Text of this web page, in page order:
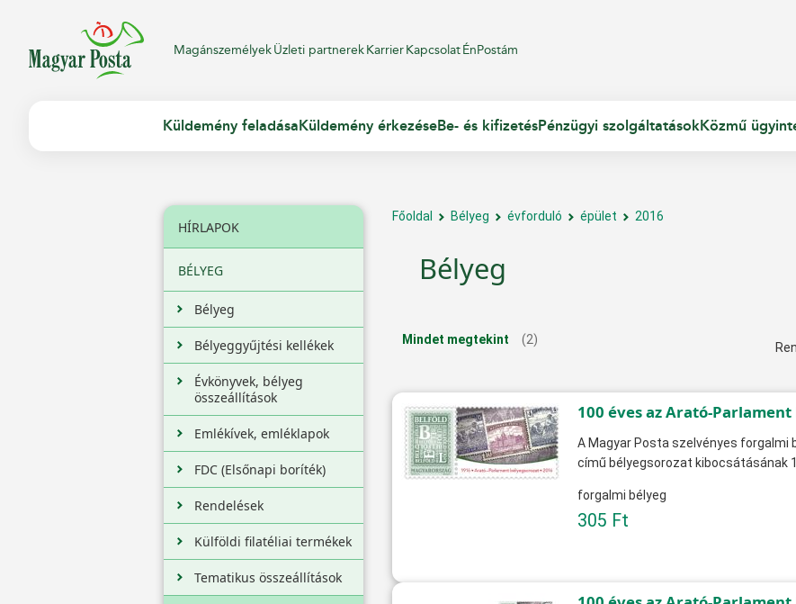
MagánszemélyekÜzleti partnerekKarrierKapcsolatÉnPostám
Küldemény feladása Küldemény érkezéseBe- és kifizetésPénzügyi szolgáltatásokKözmű
HÍRLAPOK
BÉLYEG
Bélyeg
Bélyeggyűjtési kellékek
Évkönyvek, bélyeg
összeállítások
Emlékívek, emléklapok
FDC (Elsőnapi boríték)
Rendelések
Külföldi filatéliai termékek
Tematikus összeállítások
Főoldal Bélyeg évforduló épület 2016
Bélyeg
Mindet megtekint (2)
100 éves az Arató-
A Magyar Posta szelvényes forgalmi
című bélyegsorozat kibocsátásának
forgalmi bélyeg
305 Ft